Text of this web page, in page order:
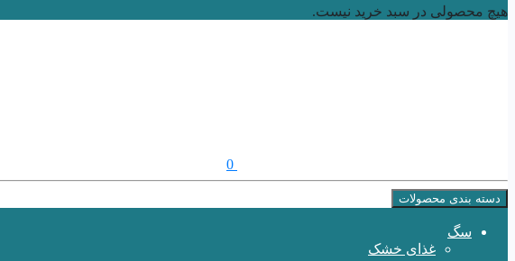
هیچ محصولی در سبد خرید نیست.
0
دسته بندی محصولات
سگ
غذای خشک